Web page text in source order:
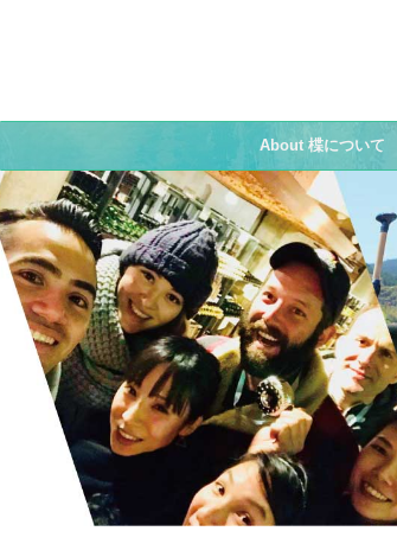
About 楪について